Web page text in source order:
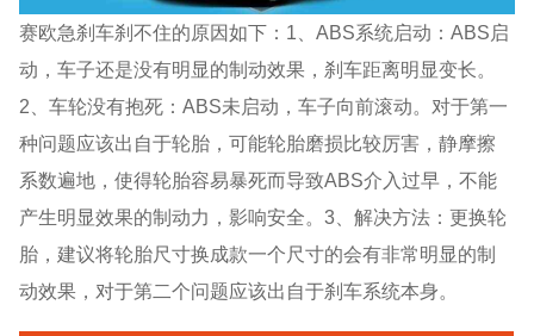
赛欧急刹车刹不住的原因如下：1、ABS系统启动：ABS启
动，车子还是没有明显的制动效果，刹车距离明显变长。
2、车轮没有抱死：ABS未启动，车子向前滚动。对于第一
种问题应该出自于轮胎，可能轮胎磨损比较厉害，静摩擦
系数遍地，使得轮胎容易暴死而导致ABS介入过早，不能
产生明显效果的制动力，影响安全。3、解决方法：更换轮
胎，建议将轮胎尺寸换成款一个尺寸的会有非常明显的制
动效果，对于第二个问题应该出自于刹车系统本身。